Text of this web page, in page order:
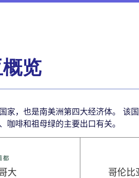
览
家，也是南美洲第四大经济体。 该
咖啡和祖母绿的主要出口有关。
都
大 哥伦比